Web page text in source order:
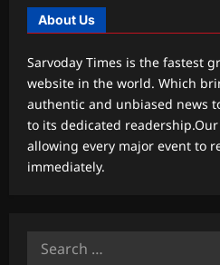
About Us
Sarvoday Times is the fastest
website in the world. Which
authentic and unbiased news
to its dedicated
allowing every major event to
immediately.
Search